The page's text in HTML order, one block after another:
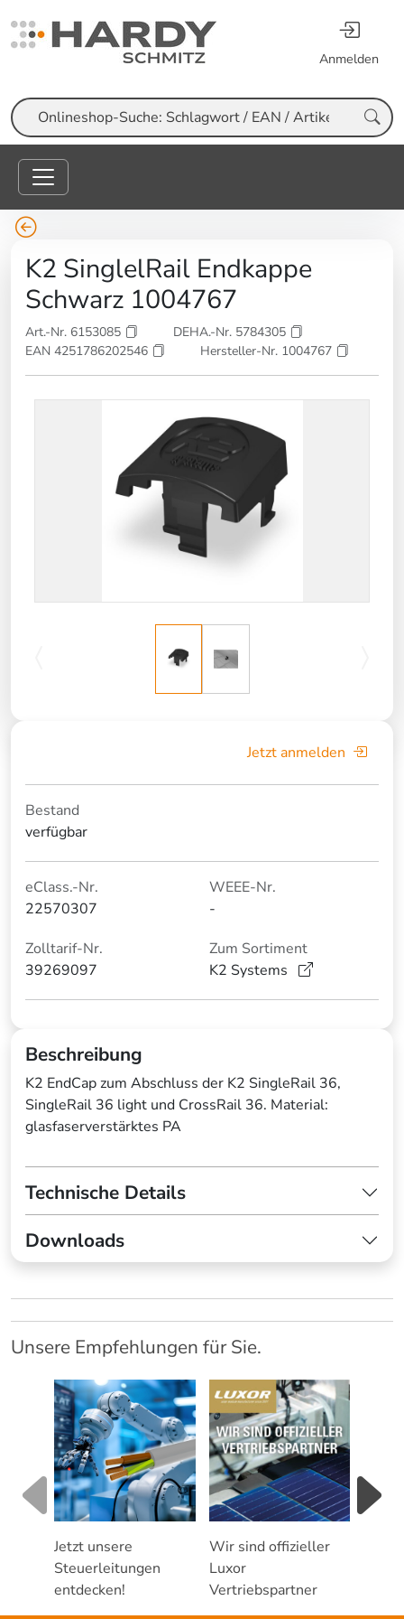
Anmelden
Suche
K2 SinglelRail Endkappe
Schwarz 1004767
Art.-Nr. 6153085
DEHA.-Nr. 5784305
EAN 4251786202546
Hersteller-Nr. 1004767
Jetzt anmelden
Bestand
verfügbar
eClass.-Nr.
22570307
WEEE-Nr.
-
Zolltarif-Nr.
39269097
Zum Sortiment
K2 Systems
Beschreibung
K2 EndCap zum Abschluss der K2 SingleRail 36,
SingleRail 36 light und CrossRail 36. Material:
glasfaserverstärktes PA
Technische Details
Downloads
Unsere Empfehlungen für Sie.
Jetzt unsere
Steuerleitungen
entdecken!
Wir sind offizieller
Luxor
Vertriebspartner